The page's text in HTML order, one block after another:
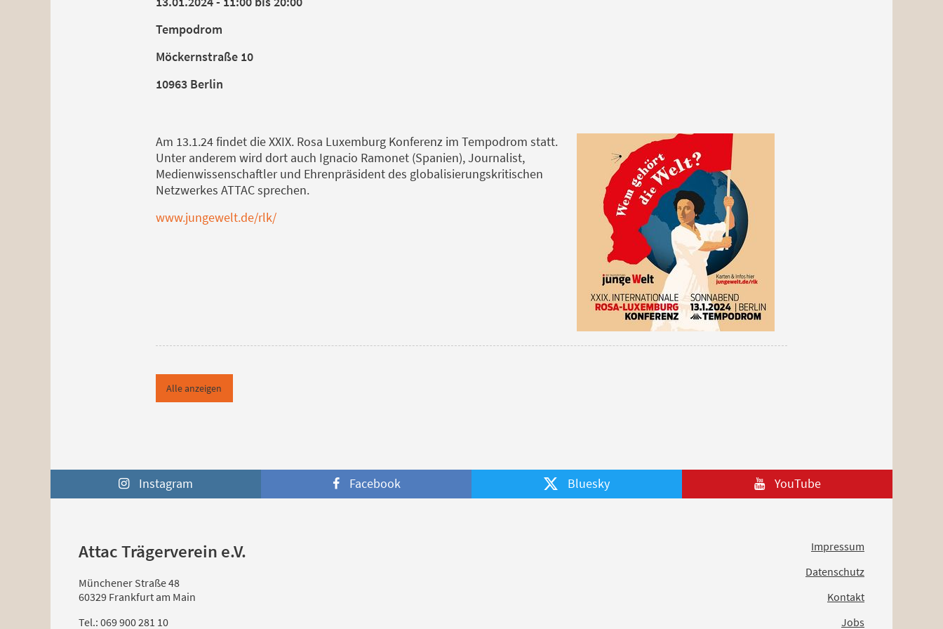
Tempodrom
Möckernstraße 10
10963 Berlin
Am 13.1.24 findet die XXIX. Rosa Luxemburg Konferenz im Tempodrom statt.
Unter anderem wird dort auch Ignacio Ramonet (Spanien), Journalist,
Medienwissenschaftler und Ehrenpräsident des globalisierungskritischen
Netzwerkes ATTAC sprechen.
www.jungewelt.de/rlk/
Alle anzeigen
Instagram Facebook Bluesky YouTube
Attac Trägerverein e.V.
Münchener Straße 48
60329 Frankfurt am Main
Tel.: 069 900 281 10
Impressum
Datenschutz
Kontakt
Jobs